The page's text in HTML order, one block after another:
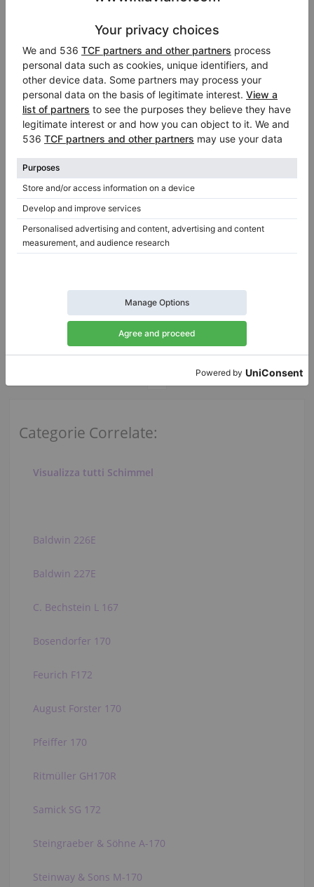
Usato, Steinway & Sons, O-180
180 cm
Spagna /Benalmádena
Francia /Évian-les-Bains
$4,021.51
Categorie Correlate:
Visualizza tutti Schimmel
Baldwin 226E
Baldwin 227E
C. Bechstein L 167
Bosendorfer 170
Feurich F172
August Forster 170
Pfeiffer 170
Ritmüller GH170R
Samick SG 172
Steingraeber & Söhne A-170
Steinway & Sons M-170